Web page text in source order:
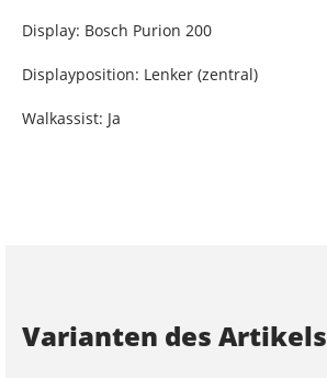
Display: Bosch Purion 200
Displayposition: Lenker (zentral)
Walkassist: Ja
Varianten des Artikels